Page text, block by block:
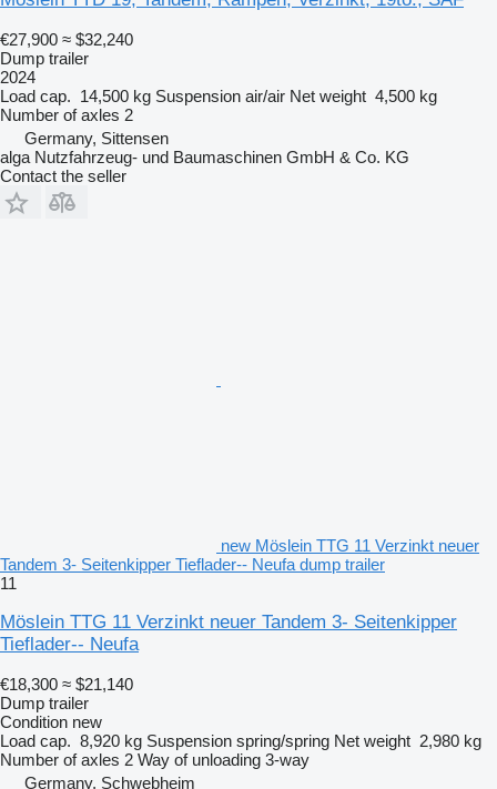
€27,900 ≈ $32,240
Dump trailer
2024
Load cap. 14,500 kg Suspension air/air Net weight 4,500 kg
Number of axles 2
Germany, Sittensen
alga Nutzfahrzeug- und Baumaschinen GmbH & Co. KG
Contact the seller
new Möslein TTG 11 Verzinkt neuer
Tandem 3- Seitenkipper Tieflader-- Neufa dump trailer
11
Möslein TTG 11 Verzinkt neuer Tandem 3- Seitenkipper
Tieflader-- Neufa
€18,300 ≈ $21,140
Dump trailer
Condition new
Load cap. 8,920 kg Suspension spring/spring Net weight 2,980 kg
Number of axles 2 Way of unloading 3-way
Germany, Schwebheim